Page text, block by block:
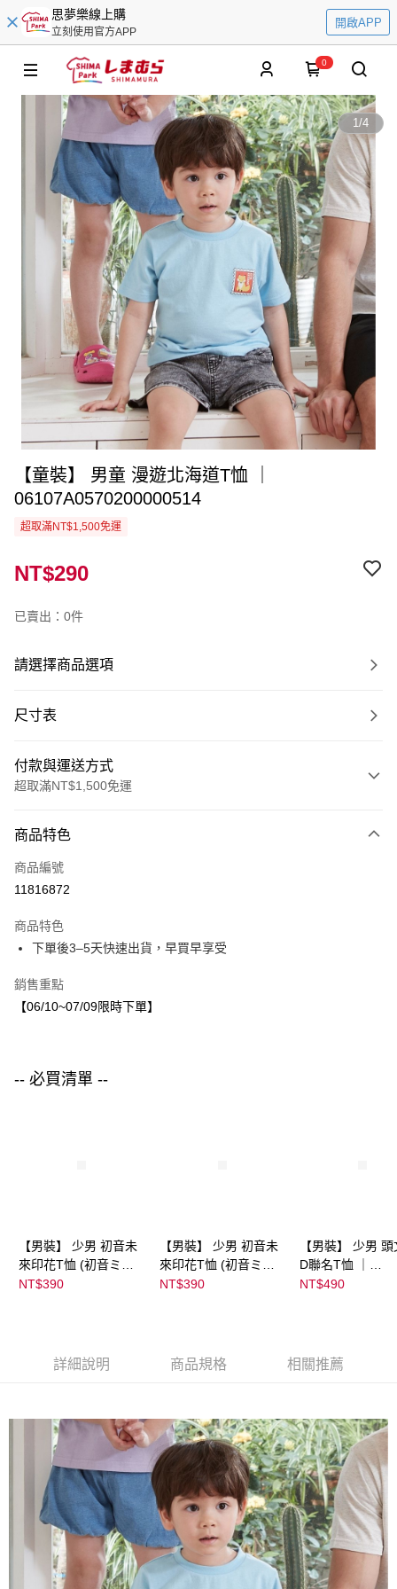
思夢樂線上購
立刻使用官方APP
開啟APP
0
1/4
【童裝】 男童 漫遊北海道T恤 ｜
06107A0570200000514
超取滿NT$1,500免運
NT$290
已賣出：0件
請選擇商品選項
尺寸表
付款與運送方式
超取滿NT$1,500免運
信用卡一次付款
LINE Pay
街口支付
悠遊付
每筆NT$80，滿NT$1,500(含以上)免運費
商品特色
商品編號
11816872
商品特色
下單後3–5天快速出貨，早買早享受
銷售重點
【06/10~07/09限時下單】
-- 必買清單 --
【男裝】 少男 初音未
來印花T恤 (初音ミク)
｜
NT$390
【男裝】 少男 初音未
來印花T恤 (初音ミク)
｜
NT$390
【男裝】 少男
D聯名T恤 ｜
NT$490
詳細說明 商品規格 相關推薦